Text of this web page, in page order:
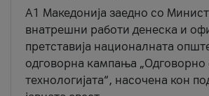
A1 Македонија заедно со
внатрешни работи денеска и
претставија националната
одговорна кампања „Одговорно
технологијата“, насочена кон